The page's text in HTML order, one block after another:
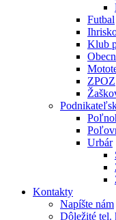
Futbal
Klub
ZPOZ
Urbár
Kontakty
Napíšte nám
Dôležité tel.